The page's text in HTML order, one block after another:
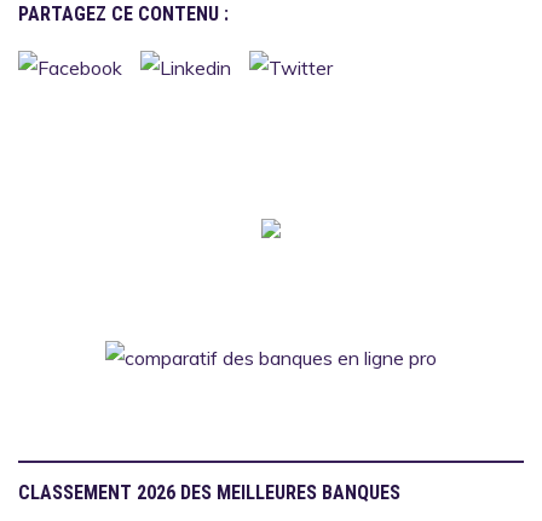
PARTAGEZ CE CONTENU :
CLASSEMENT 2026 DES MEILLEURES BANQUES